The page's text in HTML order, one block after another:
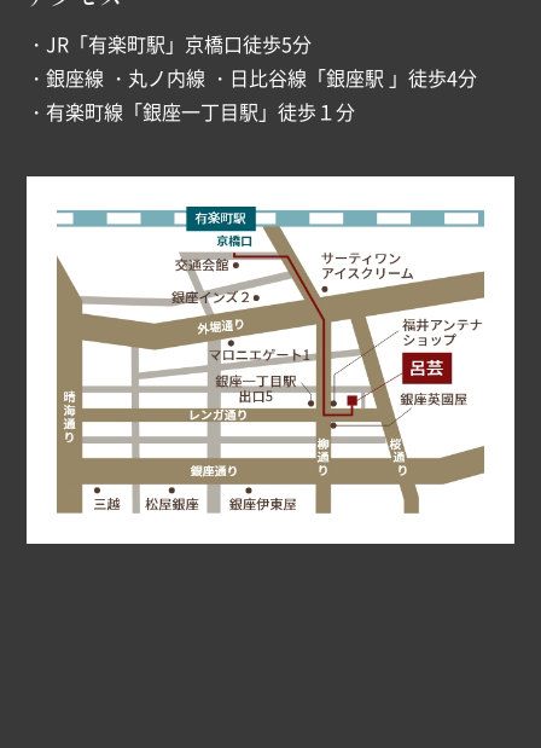
・JR「有楽町駅」京橋口徒歩5分
・銀座線 ・丸ノ内線 ・日比谷線「銀座駅 」徒歩4分
・有楽町線「銀座一丁目駅」徒歩１分